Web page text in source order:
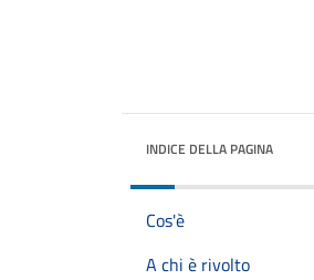
INDICE DELLA PAGINA
Cos'è
A chi è rivolto